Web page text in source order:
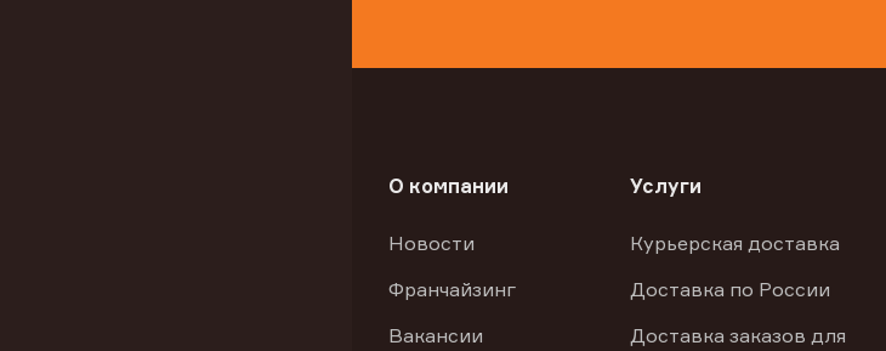
О компании
Новости
Франчайзинг
Вакансии
Услуги
Курьерская доставка
Доставка по России
Доставка заказов для